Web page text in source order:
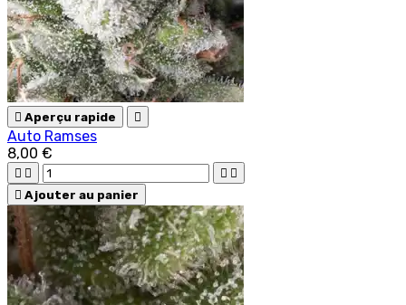
 Aperçu rapide 
Auto Ramses
8,00 €
   
 Ajouter au panier